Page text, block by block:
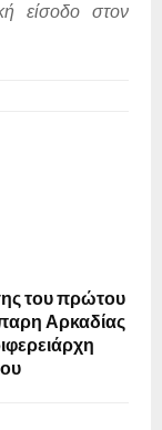
είσοδο στον
του πρώτου
Αρκαδίας